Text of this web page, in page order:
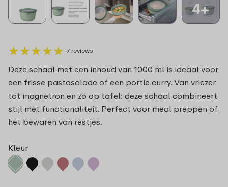
4+
★★★★★
★★★★★ 7 reviews
Deze schaal met een inhoud van 1000 ml is ideaal voor
een frisse pastasalade of een portie curry. Van vriezer
tot magnetron en zo op tafel: deze schaal combineert
stijl met functionaliteit. Perfect voor meal preppen of
het bewaren van restjes.
Kleur